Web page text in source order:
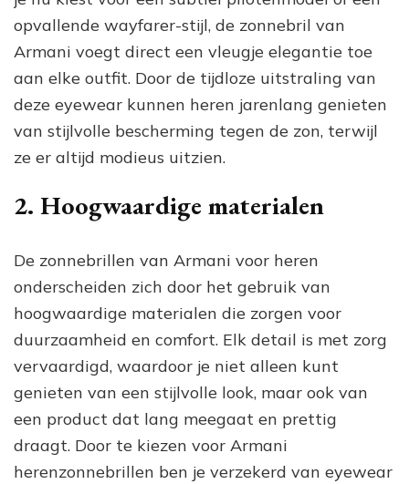
opvallende wayfarer-stijl, de zonnebril van
Armani voegt direct een vleugje elegantie toe
aan elke outfit. Door de tijdloze uitstraling van
deze eyewear kunnen heren jarenlang genieten
van stijlvolle bescherming tegen de zon, terwijl
ze er altijd modieus uitzien.
2. Hoogwaardige materialen
De zonnebrillen van Armani voor heren
onderscheiden zich door het gebruik van
hoogwaardige materialen die zorgen voor
duurzaamheid en comfort. Elk detail is met zorg
vervaardigd, waardoor je niet alleen kunt
genieten van een stijlvolle look, maar ook van
een product dat lang meegaat en prettig
draagt. Door te kiezen voor Armani
herenzonnebrillen ben je verzekerd van eyewear